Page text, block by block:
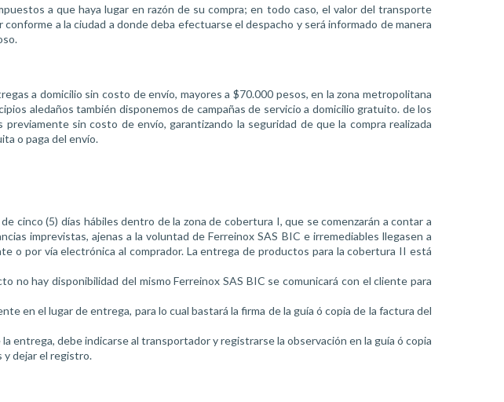
a que haya lugar en razón de su compra; en todo caso, el valor del transporte
a la ciudad a donde deba efectuarse el despacho y será informado de manera
a domicilio sin costo de envío, mayores a $70.000 pesos, en la zona metropolitana
aledaños también disponemos de campañas de servicio a domicilio gratuito. de los
sin costo de envío, garantizando la seguridad de que la compra realizada
o paga del envío.
cinco (5) días hábiles dentro de la zona de cobertura I, que se comenzarán a contar a
imprevistas, ajenas a la voluntad de Ferreinox SAS BIC e irremediables llegasen a
o por vía electrónica al comprador. La entrega de productos para la cobertura II está
no hay disponibilidad del mismo Ferreinox SAS BIC se comunicará con el cliente para
en el lugar de entrega, para lo cual bastará la firma de la guía ó copia de la factura del
entrega, debe indicarse al transportador y registrarse la observación en la guía ó copia
y dejar el registro.